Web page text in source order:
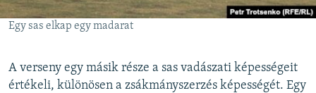
Egy sas elkap egy madarat
A verseny egy másik része a sas vadászati képességeit
értékeli, különösen a zsákmányszerzés képességét. Egy